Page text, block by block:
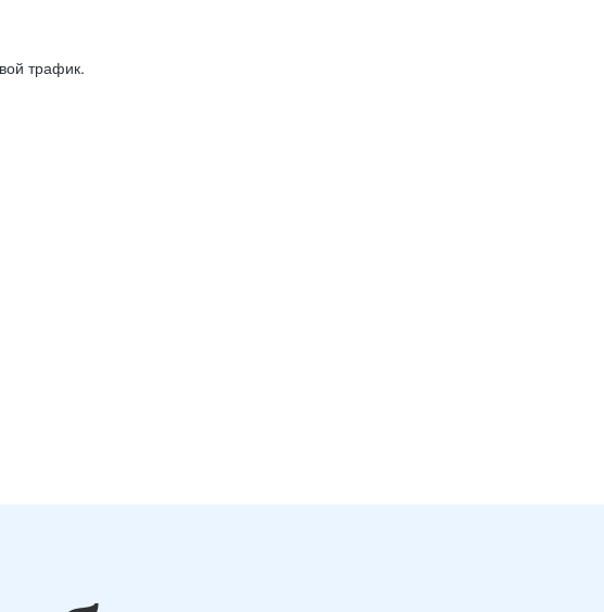
трафик.